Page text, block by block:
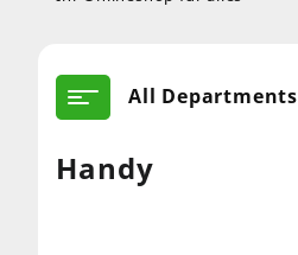
All Departments
Handy